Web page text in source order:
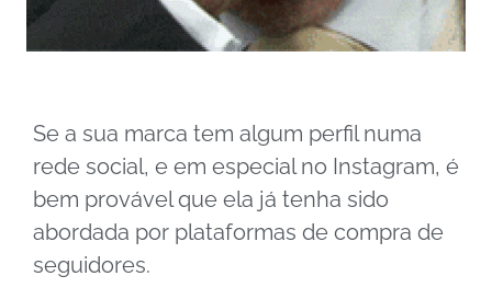
Se a sua marca tem algum perfil numa
rede social, e em especial no Instagram, é
bem provável que ela já tenha sido
abordada por plataformas de compra de
seguidores.